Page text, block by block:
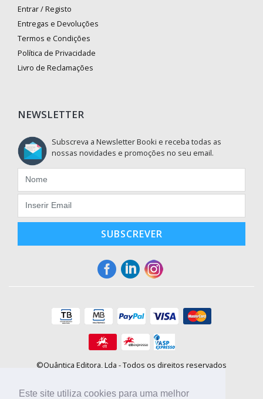
Este site utiliza cookies para uma melhor
Entrar / Registo
Entregas e Devoluções
Termos e Condições
Política de Privacidade
Livro de Reclamações
NEWSLETTER
Subscreva a Newsletter Booki e receba todas as
nossas novidades e promoções no seu email.
SUBSCREVER
©Quântica Editora, Lda - Todos os direitos reservados
E-mail: info@booki.pt